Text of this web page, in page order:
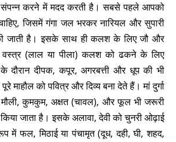
संपन्न करने में मदद करती है। सबसे पहले आपको
जिसमें गंगा जल भरकर नारियल और सुपारी
जाती है। इसके साथ ही कलश के लिए जौ और
वस्त्र (लाल या पीला) कलश को ढकने के लिए
दौरान दीपक, कपूर, अगरबत्ती और धूप की भी
माहौल को पवित्र और दिव्य बना देते हैं। मां दुर्गा
मौली, कुमकुम, अक्षत (चावल), और फूल भी जरूरी
किया जाता है। इसके अलावा, देवी को चुनरी ओढ़ाई
में फल, मिठाई या पंचामृत (दूध, दही, घी, शहद,